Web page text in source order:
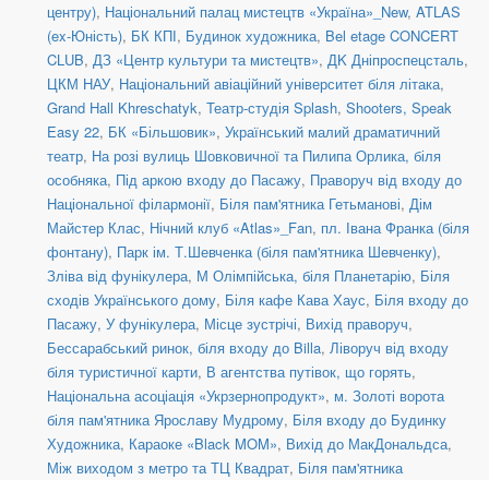
центру), Національний палац мистецтв «Україна»_New, ATLAS
(ex-Юність), БК КПІ, Будинок художника, Bel etage CONCERT
CLUB, ДЗ «Центр культури та мистецтв», ДK Дніпроспецсталь,
ЦКМ НАУ, Національний авіаційний університет біля літака,
Grand Hall Khreschatyk, Театр-студія Splash, Shooters, Speak
Easy 22, БК «Більшовик», Український малий драматичний
театр, На розі вулиць Шовковичної та Пилипа Орлика, біля
особняка, Під аркою входу до Пасажу, Праворуч від входу до
Національної філармонії, Біля пам'ятника Гетьманові, Дім
Майстер Клас, Нічний клуб «Atlas»_Fan, пл. Івана Франка (біля
фонтану), Парк ім. Т.Шевченка (біля пам'ятника Шевченку),
Зліва від фунікулера, М Олімпійська, біля Планетарію, Біля
сходів Українського дому, Біля кафе Кава Хаус, Біля входу до
Пасажу, У фунікулера, Місце зустрічі, Вихід праворуч,
Бессарабський ринок, біля входу до Billa, Ліворуч від входу
біля туристичної карти, В агентства путівок, що горять,
Національна асоціація «Укрзернопродукт», м. Золоті ворота
біля пам'ятника Ярославу Мудрому, Біля входу до Будинку
Художника, Караоке «Black MOM», Вихід до МакДональдса,
Між виходом з метро та ТЦ Квадрат, Біля пам'ятника